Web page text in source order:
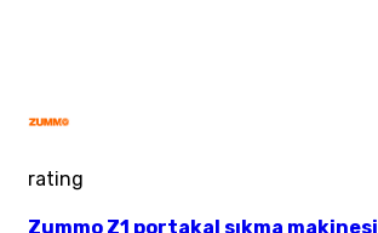
rating
Zummo Z1 portakal sıkma makinesi